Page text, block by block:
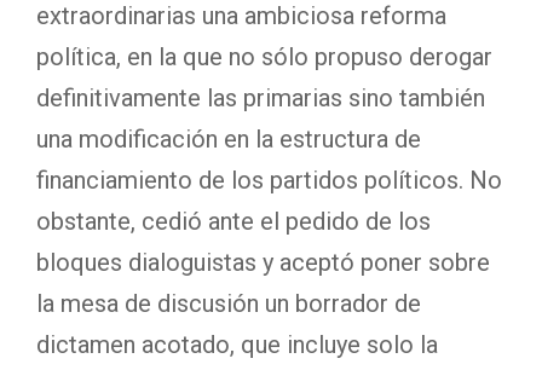
extraordinarias una ambiciosa reforma
política, en la que no sólo propuso derogar
definitivamente las primarias sino también
una modificación en la estructura de
financiamiento de los partidos políticos. No
obstante, cedió ante el pedido de los
bloques dialoguistas y aceptó poner sobre
la mesa de discusión un borrador de
dictamen acotado, que incluye solo la